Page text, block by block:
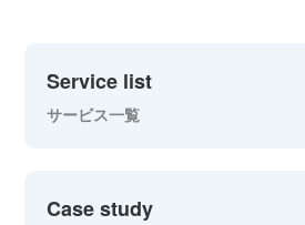
Service list
サービス一覧
Case study